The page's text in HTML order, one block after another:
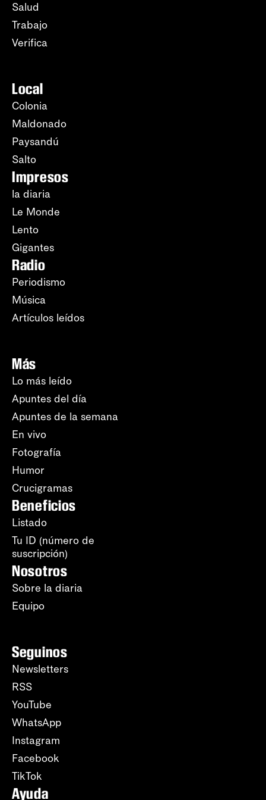
Salud
Trabajo
Verifica
Local
Colonia
Maldonado
Paysandú
Salto
Impresos
la diaria
Le Monde
Lento
Gigantes
Radio
Periodismo
Música
Artículos leídos
Más
Lo más leído
Apuntes del día
Apuntes de la semana
En vivo
Fotografía
Humor
Crucigramas
Beneficios
Listado
Tu ID (número de
suscripción)
Nosotros
Sobre la diaria
Equipo
Seguinos
Newsletters
RSS
YouTube
WhatsApp
Instagram
Facebook
TikTok
Ayuda